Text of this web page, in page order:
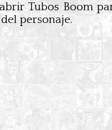
Tubos Boom
personaje.